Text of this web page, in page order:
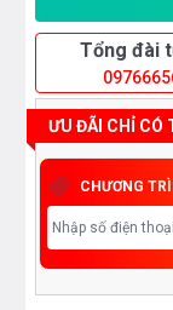
Tổng đài
ƯU ĐÃI CHỈ CÓ
CHƯƠNG